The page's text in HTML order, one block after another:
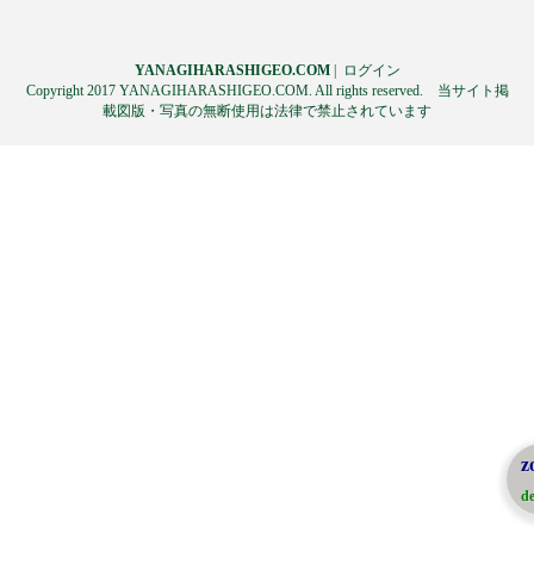
YANAGIHARASHIGEO.COM|
ログイン
Copyright 2017 YANAGIHARASHIGEO.COM. All rights reserved. 当サイト掲
載図版・写真の無断使用は法律で禁止されています